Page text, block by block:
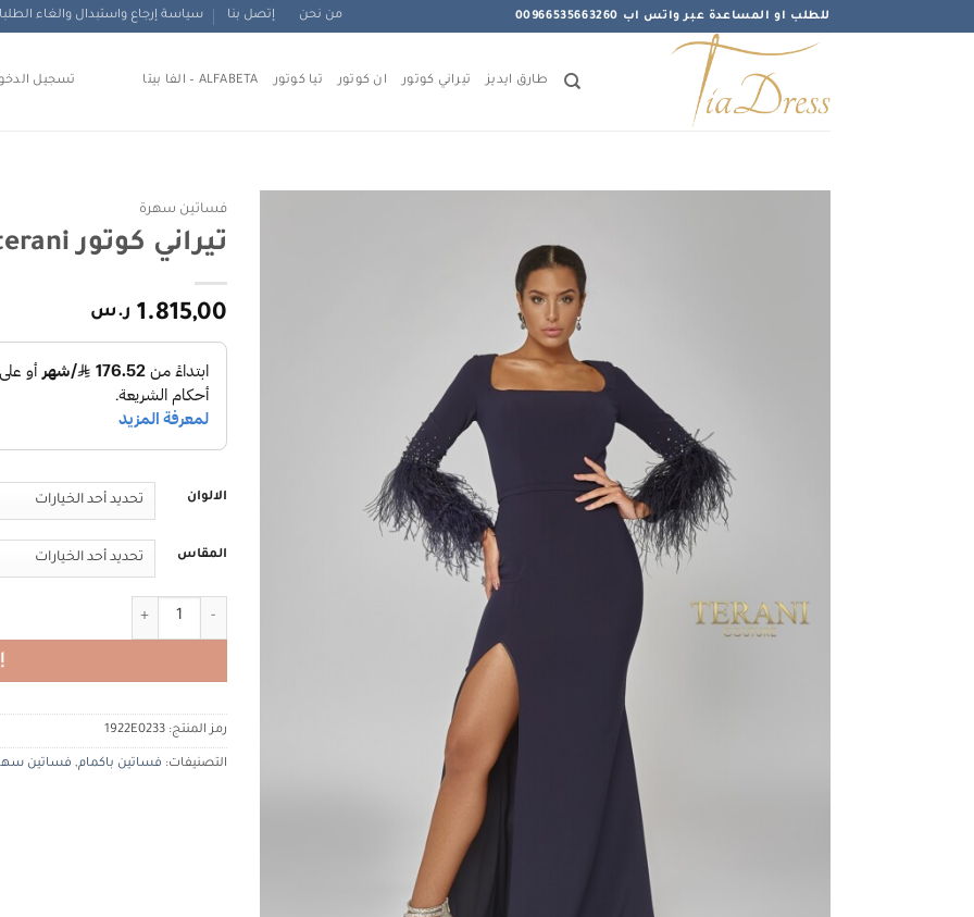
للطلب او المساعدة عبر واتس اب 00966535663260 من نحن إتصل بنا سياسة إرجاع واستبدال والغاء
طارق ايديز تيراني كوتور ان كوتور تيا كوتور ALFABETA – الفا بيتا تسجيل
فساتين سهرة
تيراني كوتور 1922E0233 terani
1.815,00 ر.س
الالوان
المقاس
كمية تيراني كوتور 1922E0233 terani
رمز المنتج: 1922E0233
التصنيفات: فساتين باكمام, فساتين